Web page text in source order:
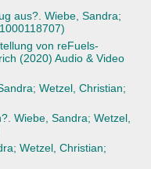
aus?. Wiebe, Sandra;
von reFuels-
(2020) Audio & Video
Wetzel, Christian;
Wiebe, Sandra; Wetzel,
Wetzel, Christian;